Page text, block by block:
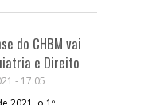
do CHBM vai
e Direito
- 17:05